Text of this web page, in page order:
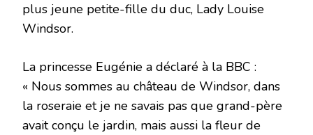
plus jeune petite-fille du duc, Lady Louise
Windsor.
La princesse Eugénie a déclaré à la BBC :
« Nous sommes au château de Windsor, dans
la roseraie et je ne savais pas que grand-père
avait conçu le jardin, mais aussi la fleur de